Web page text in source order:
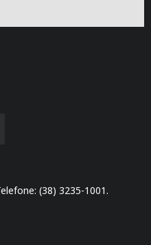
(38) 3235-1001.